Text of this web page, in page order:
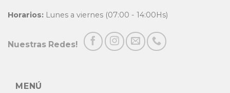
Horarios: Lunes a viernes (07:00 - 14:00Hs)
Nuestras Redes!
MENÚ